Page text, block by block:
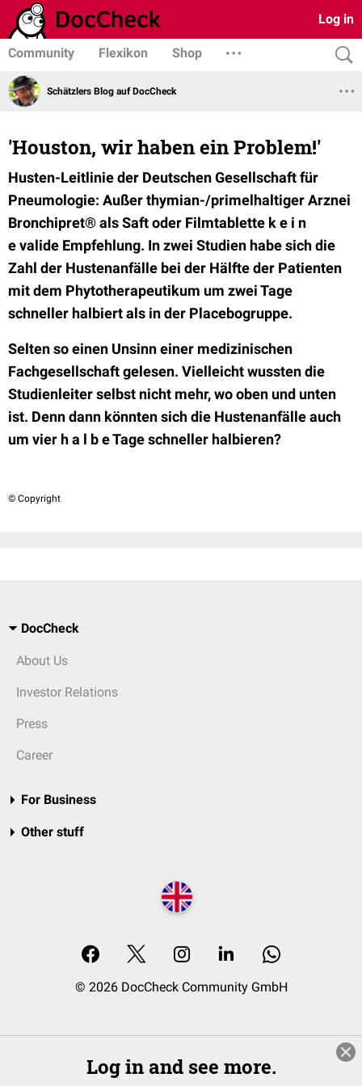
Log in
Community Flexikon Shop
Schätzlers Blog auf DocCheck
'Houston, wir haben ein Problem!'
Husten-Leitlinie der Deutschen Gesellschaft für
Pneumologie: Außer thymian-/primelhaltiger Arznei
Bronchipret® als Saft oder Filmtablette k e i n
e valide Empfehlung. In zwei Studien habe sich die
Zahl der Hustenanfälle bei der Hälfte der Patienten
mit dem Phytotherapeutikum um zwei Tage
schneller halbiert als in der Placebogruppe.
Selten so einen Unsinn einer medizinischen
Fachgesellschaft gelesen. Vielleicht wussten die
Studienleiter selbst nicht mehr, wo oben und unten
ist. Denn dann könnten sich die Hustenanfälle auch
um vier h a l b e Tage schneller halbieren?
© Copyright
DocCheck
About Us
Investor Relations
Press
Career
For Business
Other stuff
© 2026 DocCheck Community GmbH
Log in and see more.